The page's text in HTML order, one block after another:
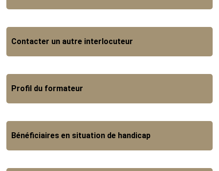
Contacter un autre interlocuteur
Profil du formateur
Bénéficiaires en situation de handicap